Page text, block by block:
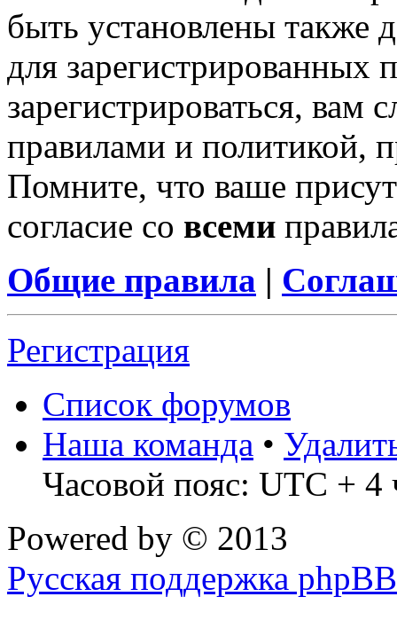
быть установлены также
для зарегистрированных
зарегистрироваться, вам
правилами и политикой,
Помните, что ваше
согласие со всеми
Общие правила |
Регистрация
Список форумов
Наша команда •
Часовой пояс: UTC + 4
Powered by © 2013
Русская поддержка phpBB